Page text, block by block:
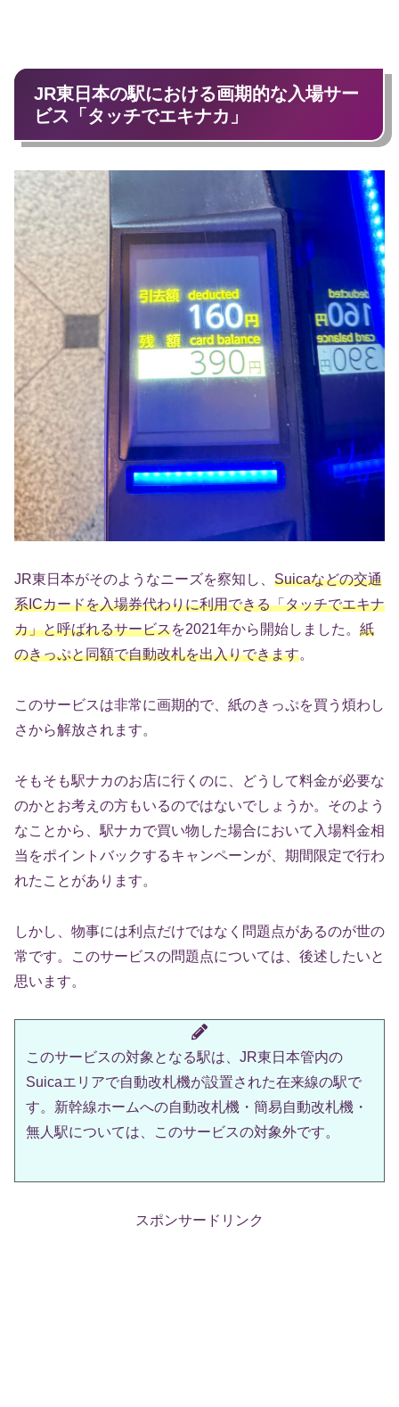
JR東日本の駅における画期的な入場サー
ビス「タッチでエキナカ」
JR東日本がそのようなニーズを察知し、 Suicaなどの交通
系ICカードを入場券代わりに利用できる「タッチでエキナ
カ」と呼ばれるサービスを2021年から開始しました。 紙
のきっぷと同額で自動改札を出入りできます。
このサービスは非常に画期的で、紙のきっぷを買う煩わし
さから解放されます。
そもそも駅ナカのお店に行くのに、どうして料金が必要な
のかとお考えの方もいるのではないでしょうか。そのよう
なことから、駅ナカで買い物した場合において入場料金相
当をポイントバックするキャンペーンが、期間限定で行わ
れたことがあります。
しかし、物事には利点だけではなく問題点があるのが世の
常です。このサービスの問題点については、後述したいと
思います。
このサービスの対象となる駅は、JR東日本管内の
Suicaエリアで自動改札機が設置された在来線の駅で
す。新幹線ホームへの自動改札機・簡易自動改札機・
無人駅については、このサービスの対象外です。
スポンサードリンク